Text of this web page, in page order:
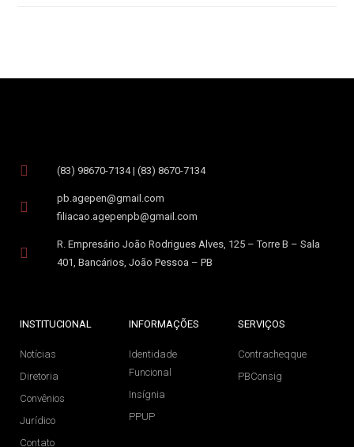
(83) 98670-7134 | (83) 8670-7134
pb.agepen@gmail.com
filiacao.agepenpb@gmail.com
R. Empresário João Rodrigues Alves, 125 – Torre B – Sala
401, Bancários, João Pessoa – PB
INSTITUCIONAL
Notícias
Diretoria
Convênios
Jurídico
Contato
INFORMAÇÕES
Identidade
Funcional
Insígnia
PPUP
SERVIÇOS
Contracheqque
PBConsig